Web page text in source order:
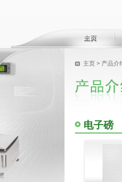
主页 > 产品介
电子磅